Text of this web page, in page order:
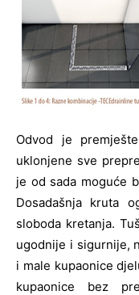
Odvod je
uklonjene sve
je od sada moguće
Dosadašnja kruta
sloboda kretanja.
ugodnije i sigurnije,
i male kupaonice
kupaonice bez